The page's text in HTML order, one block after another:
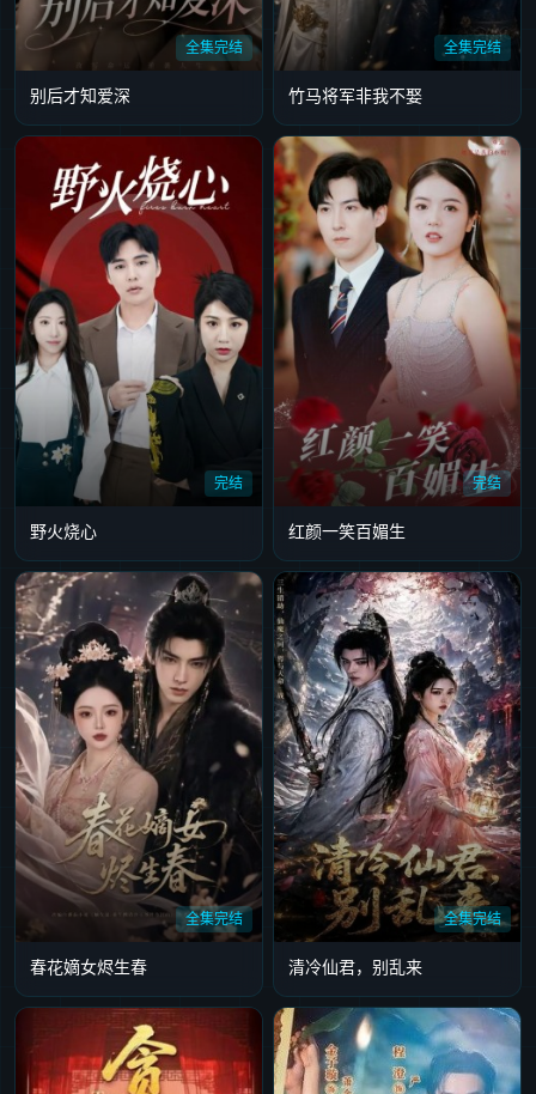
全集完结
别后才知爱深
全集完结
竹马将军非我不娶
完结
野火烧心
完结
红颜一笑百媚生
全集完结
春花嫡女烬生春
全集完结
清冷仙君，别乱来